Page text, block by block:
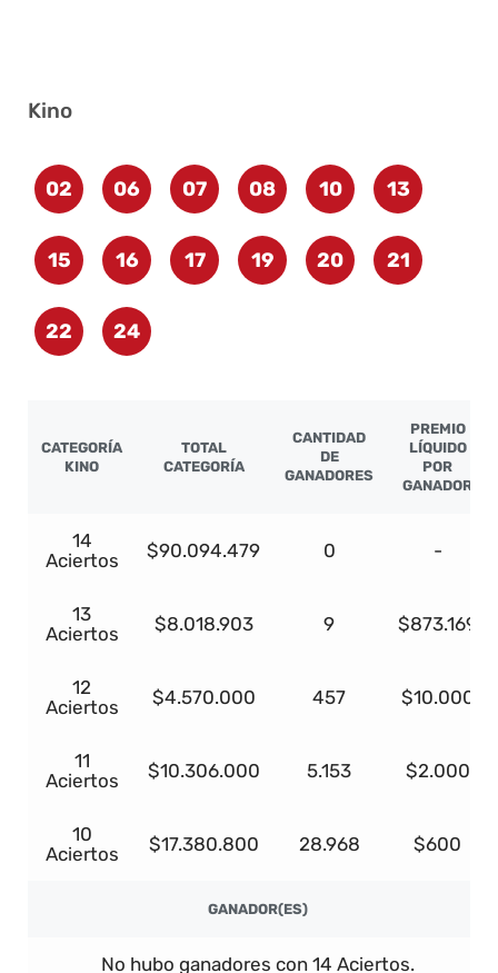
Kino
02 06 07 08 10 13
15 16 17 19 20 21
22 24
CATEGORÍA
KINO
TOTAL
CATEGORÍA
CANTIDAD
DE
GANADORES
PREMIO
LÍQUIDO
POR
GANADOR
14
Aciertos
$90.094.479 0 -
13
Aciertos
$8.018.903 9 $873.169
12
Aciertos
$4.570.000 457 $10.000
11
Aciertos
$10.306.000 5.153 $2.000
10
Aciertos
$17.380.800 28.968 $600
GANADOR(ES)
No hubo ganadores con 14 Aciertos.